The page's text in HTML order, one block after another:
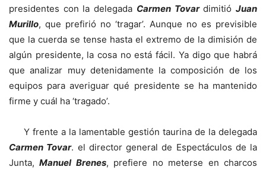
presidentes con la delegada Carmen TovardimitióJuan
Murillo, que prefirió no ‘tragar’. Aunque no es previsible
que la cuerda se tense hasta el extremo de la dimisión de
algún presidente, la cosa no está fácil. Ya digo que habrá
que analizar muy detenidamente la composición de los
equipos para averiguar qué presidente se ha mantenido
firme y cuál ha ‘tragado’.
Y frente a la lamentable gestión taurina de la delegada
Carmen Tovar. el director general de Espectáculos de la
Junta,Manuel Brenes, prefiere no meterse en charcos